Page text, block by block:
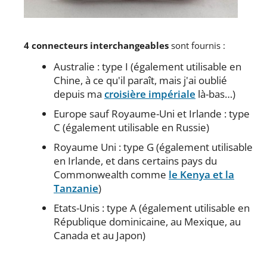
4 connecteurs interchangeables sont fournis :
Australie : type I (également utilisable en
Chine, à ce qu'il paraît, mais j'ai oublié
depuis ma croisière impériale là-bas…)
Europe sauf Royaume-Uni et Irlande : type
C (également utilisable en Russie)
Royaume Uni : type G (également utilisable
en Irlande, et dans certains pays du
Commonwealth comme le Kenya et la
Tanzanie)
Etats-Unis : type A (également utilisable en
République dominicaine, au Mexique, au
Canada et au Japon)